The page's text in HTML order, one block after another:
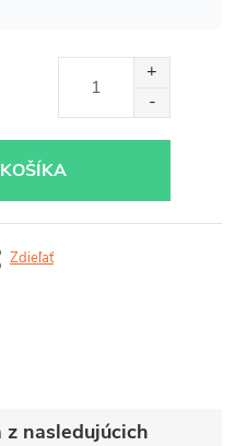
Zdieľať
z nasledujúcich